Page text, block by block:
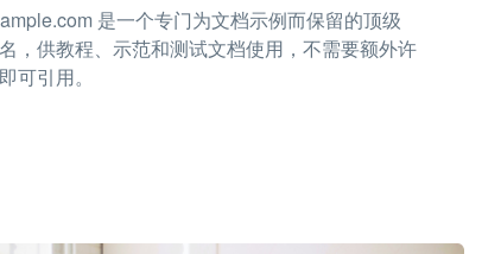
是一个专门为文档示例而保留的顶级
，供教程、示范和测试文档使用，不需要额外许
可引用。